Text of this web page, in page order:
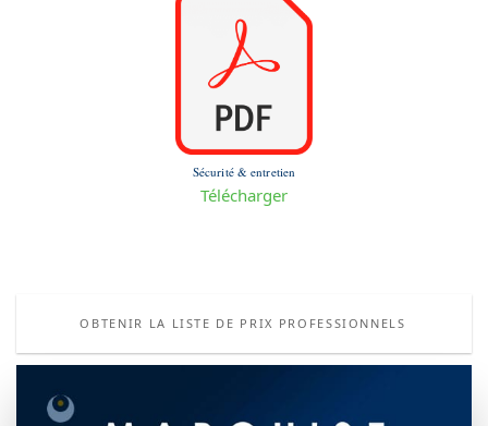
Sécurité & entretien
Télécharger
OBTENIR LA LISTE DE PRIX PROFESSIONNELS